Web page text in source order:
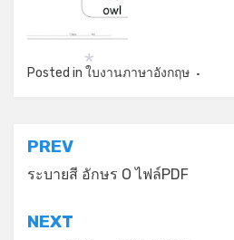
Posted in ใบงานภาษาอังกฤษ
แนะแนว
เรื่อง
PREV
ระบายสี อักษร O ไฟล์PDF
NEXT
*
*